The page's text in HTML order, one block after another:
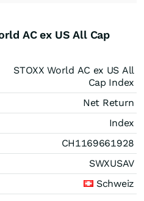
AC ex US All Cap
STOXX World AC ex US All
Cap Index
Net Return
Index
CH1169661928
SWXUSAV
Schweiz